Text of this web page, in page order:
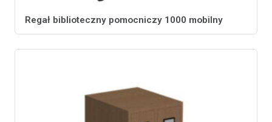
Regał biblioteczny pomocniczy 1000 mobilny